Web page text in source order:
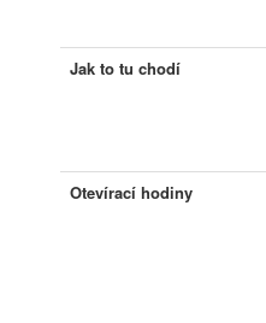
Jak to tu chodí
Otevírací hodiny